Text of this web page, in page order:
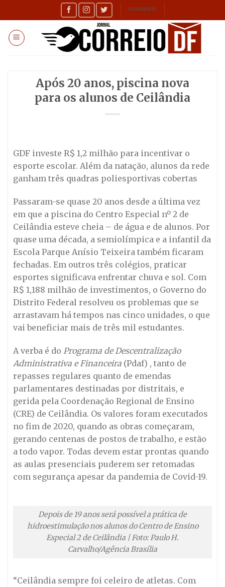
to
content
SEMANÁRIO
Após 20 anos, piscina nova
para os alunos de Ceilândia
GDF investe R$ 1,2 milhão para incentivar o
esporte escolar. Além da natação, alunos da rede
ganham três quadras poliesportivas cobertas
Passaram-se quase 20 anos desde a última vez
em que a piscina do Centro Especial nº 2 de
Ceilândia esteve cheia – de água e de alunos. Por
quase uma década, a semiolímpica e a infantil da
Escola Parque Anísio Teixeira também ficaram
fechadas. Em outros três colégios, praticar
esportes significava enfrentar chuva e sol. Com
R$ 1,188 milhão de investimentos, o Governo do
Distrito Federal resolveu os problemas que se
arrastavam há tempos nas cinco unidades, o que
vai beneficiar mais de três mil estudantes.
A verba é do Programa de Descentralização
Administrativa e Financeira (Pdaf) , tanto de
repasses regulares quanto de emendas
parlamentares destinadas por distritais, e
gerida pela Coordenação Regional de Ensino
(CRE) de Ceilândia. Os valores foram executados
no fim de 2020, quando as obras começaram,
gerando centenas de postos de trabalho, e estão
a todo vapor. Todas devem estar prontas quando
as aulas presenciais puderem ser retomadas
com segurança apesar da pandemia de Covid-19.
Depois de 19 anos será possível a prática de
hidroestimulação nos alunos do Centro de Ensino
Especial 2 de Ceilândia | Foto: Paulo H.
Carvalho/Agência Brasília
“Ceilândia sempre foi celeiro de atletas. Com